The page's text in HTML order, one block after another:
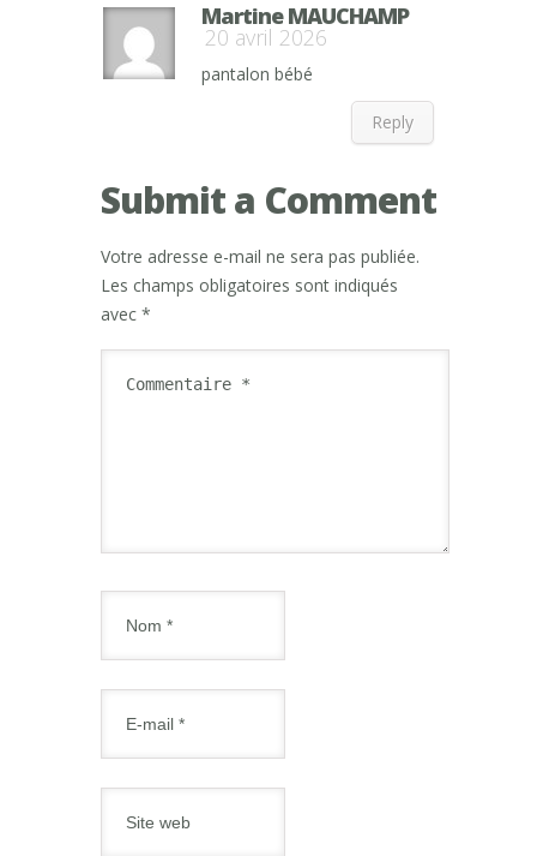
Martine MAUCHAMP
20 avril 2026
pantalon bébé
Reply
Submit a Comment
Votre adresse e-mail ne sera pas publiée.
Les champs obligatoires sont indiqués
avec *